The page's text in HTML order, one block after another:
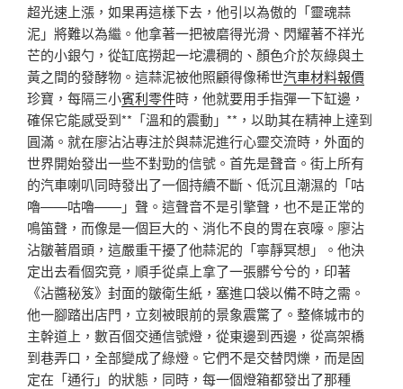
超光速上漲，如果再這樣下去，他引以為傲的「靈魂蒜
泥」將難以為繼。他拿著一把被磨得光滑、閃耀著不祥光
芒的小銀勺，從缸底撈起一坨濃稠的、顏色介於灰綠與土
黃之間的發酵物。這蒜泥被他照顧得像稀世汽車材料報價
珍寶，每隔三小賓利零件時，他就要用手指彈一下缸邊，
確保它能感受到**「溫和的震動」**，以助其在精神上達到
圓滿。就在廖沾沾專注於與蒜泥進行心靈交流時，外面的
世界開始發出一些不對勁的信號。首先是聲音。街上所有
的汽車喇叭同時發出了一個持續不斷、低沉且潮濕的「咕
嚕——咕嚕——」聲。這聲音不是引擎聲，也不是正常的
鳴笛聲，而像是一個巨大的、消化不良的胃在哀嚎。廖沾
沾皺著眉頭，這嚴重干擾了他蒜泥的「寧靜冥想」。他決
定出去看個究竟，順手從桌上拿了一張髒兮兮的，印著
《沾醬秘笈》封面的皺衛生紙，塞進口袋以備不時之需。
他一腳踏出店門，立刻被眼前的景象震驚了。整條城市的
主幹道上，數百個交通信號燈，從東邊到西邊，從高架橋
到巷弄口，全部變成了綠燈。它們不是交替閃爍，而是固
定在「通行」的狀態，同時，每一個燈箱都發出了那種